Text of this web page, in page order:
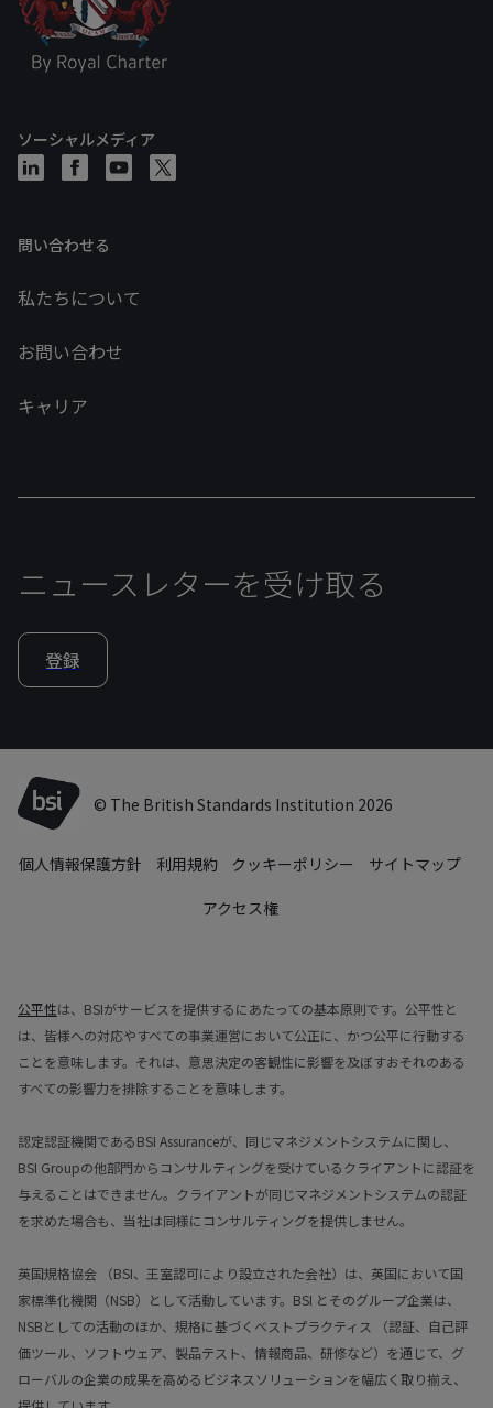
ソーシャルメディア
問い合わせる
私たちについて
お問い合わせ
キャリア
ニュースレターを受け取る
登録
© The British Standards Institution 2026
個人情報保護方針 利用規約 クッキーポリシー
サイトマップ
アクセス権
公平性は、BSIがサービスを提供するにあたっての基本原則です。公平性と
は、皆様への対応やすべての事業運営において公正に、かつ公平に行動する
ことを意味します。それは、意思決定の客観性に影響を及ぼすおそれのある
すべての影響力を排除することを意味します。
認定認証機関であるBSI Assuranceが、同じマネジメントシステムに関し、
BSI Groupの他部門からコンサルティングを受けているクライアントに認証を
与えることはできません。クライアントが同じマネジメントシステムの認証
を求めた場合も、当社は同様にコンサルティングを提供しません。
英国規格協会 （BSI、王室認可により設立された会社）は、英国において国
家標準化機関（NSB）として活動しています。BSI とそのグループ企業は、
NSBとしての活動のほか、規格に基づくベストプラクティス （認証、自己評
価ツール、ソフトウェア、製品テスト、情報商品、研修など）を通じて、グ
ローバルの企業の成果を高めるビジネスソリューションを幅広く取り揃え、